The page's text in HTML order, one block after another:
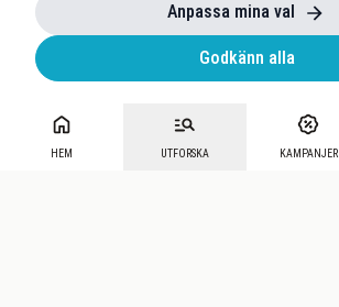
HEM UTFORSKA KAMPANJER
Anpassa mina val
Godkänn alla